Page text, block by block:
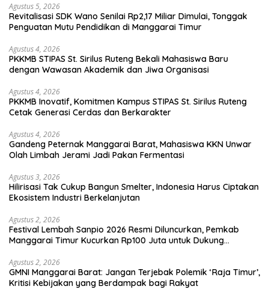
Agustus 5, 2026
Revitalisasi SDK Wano Senilai Rp2,17 Miliar Dimulai, Tonggak
Penguatan Mutu Pendidikan di Manggarai Timur
Agustus 4, 2026
PKKMB STIPAS St. Sirilus Ruteng Bekali Mahasiswa Baru
dengan Wawasan Akademik dan Jiwa Organisasi
Agustus 4, 2026
PKKMB Inovatif, Komitmen Kampus STIPAS St. Sirilus Ruteng
Cetak Generasi Cerdas dan Berkarakter
Agustus 4, 2026
Gandeng Peternak Manggarai Barat, Mahasiswa KKN Unwar
Olah Limbah Jerami Jadi Pakan Fermentasi
Agustus 3, 2026
Hilirisasi Tak Cukup Bangun Smelter, Indonesia Harus Ciptakan
Ekosistem Industri Berkelanjutan
Agustus 2, 2026
Festival Lembah Sanpio 2026 Resmi Diluncurkan, Pemkab
Manggarai Timur Kucurkan Rp100 Juta untuk Dukung
Agustus 2, 2026
GMNI Manggarai Barat: Jangan Terjebak Polemik ‘Raja Timur’,
Kritisi Kebijakan yang Berdampak bagi Rakyat